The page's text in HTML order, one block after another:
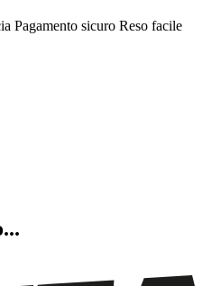
Pagamento sicuro Reso facile